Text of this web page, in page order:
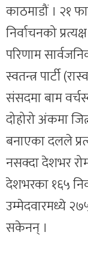
काठमाडौं । २१
निर्वाचनको
परिणाम
स्वतन्त्र पार्टी
संसदमा बाम
दोहोरो अंकमा
बनाएका दलले
नसक्दा देशभर
देशभरका १६५
उम्मेदवारमध्ये
सकेनन् ।